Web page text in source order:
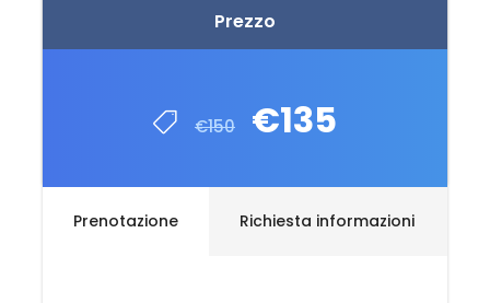
Prezzo
€150 €135
Prenotazione Richiesta informazioni